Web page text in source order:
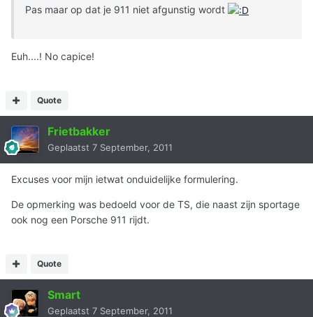
Pas maar op dat je 911 niet afgunstig wordt
Euh....! No capice!
Quote
Frietbakker
Geplaatst 7 September, 2011
Excuses voor mijn ietwat onduidelijke formulering.
De opmerking was bedoeld voor de TS, die naast zijn sportage
ook nog een Porsche 911 rijdt.
Quote
Smart
Geplaatst 7 September, 2011